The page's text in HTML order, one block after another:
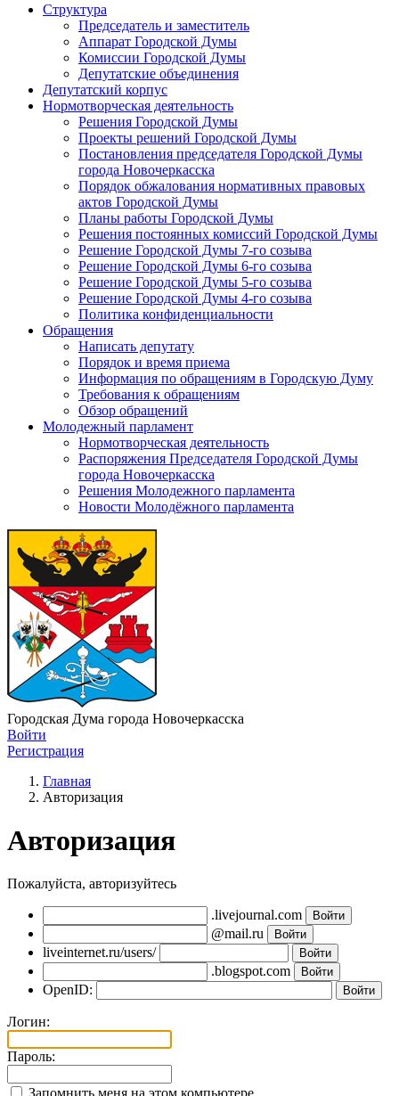
Структура
Председатель и заместитель
Аппарат Городской Думы
Комиссии Городской Думы
Депутатские объединения
Депутатский корпус
Нормотворческая деятельность
Решения Городской Думы
Проекты решений Городской Думы
Постановления председателя Городской Думы
города Новочеркасска
Порядок обжалования нормативных правовых
актов Городской Думы
Планы работы Городской Думы
Решения постоянных комиссий Городской Думы
Решение Городской Думы 7-го созыва
Решение Городской Думы 6-го созыва
Решение Городской Думы 5-го созыва
Решение Городской Думы 4-го созыва
Политика конфиденциальности
Обращения
Написать депутату
Порядок и время приема
Информация по обращениям в Городскую Думу
Требования к обращениям
Обзор обращений
Молодежный парламент
Нормотворческая деятельность
Распоряжения Председателя Городской Думы
города Новочеркасска
Решения Молодежного парламента
Новости Молодёжного парламента
Городская Дума города Новочеркасска
Войти
Регистрация
Главная
Авторизация
Авторизация
Пожалуйста, авторизуйтесь
.livejournal.com
@mail.ru
liveinternet.ru/users/
.blogspot.com
OpenID:
Логин:
Пароль: